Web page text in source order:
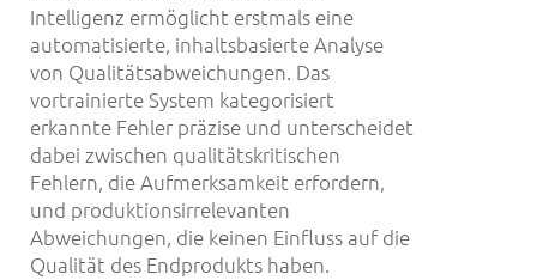
Intelligenz ermöglicht erstmals eine
automatisierte, inhaltsbasierte Analyse
von Qualitätsabweichungen. Das
vortrainierte System kategorisiert
erkannte Fehler präzise und unterscheidet
dabei zwischen qualitätskritischen
Fehlern, die Aufmerksamkeit erfordern,
und produktionsirrelevanten
Abweichungen, die keinen Einfluss auf die
Qualität des Endprodukts haben.